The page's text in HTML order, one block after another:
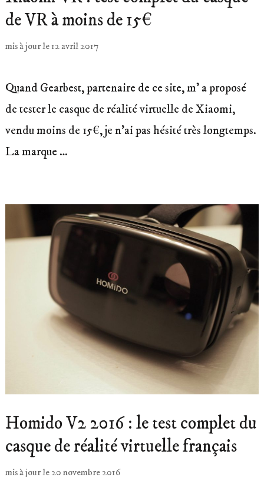
de VR à moins de 15€
mis à jour le12 avril 2017
Quand Gearbest, partenaire de ce site, m’ a proposé
de tester le casque de réalité virtuelle de Xiaomi,
vendu moins de 15€, je n’ai pas hésité très longtemps.
La marque …
Homido V2 2016 : le test complet du
casque de réalité virtuelle français
mis à jour le 20 novembre 2016